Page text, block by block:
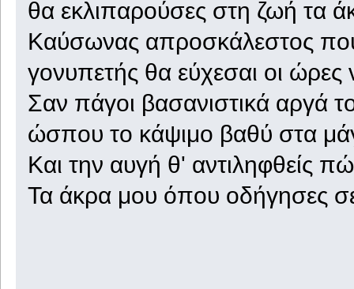
θα εκλιπαρούσες στη ζωή τα
Καύσωνας απροσκάλεστος που
γονυπετής θα εύχεσαι οι ώρες
Σαν πάγοι βασανιστικά αργά
ώσπου το κάψιμο βαθύ στα
Και την αυγή θ' αντιληφθείς
Τα άκρα μου όπου οδήγησες